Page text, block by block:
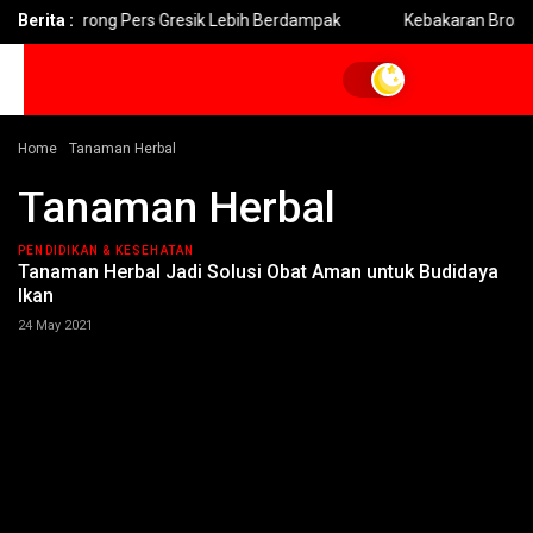
Berita :
Dorong Pers Gresik Lebih Berdampak Kebakaran Bromo
Home Tanaman Herbal
Tanaman Herbal
PENDIDIKAN & KESEHATAN
Tanaman Herbal Jadi Solusi Obat Aman untuk Budidaya
Ikan
24 May 2021